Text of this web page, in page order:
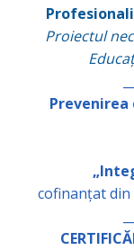
Proiectul
cofinanțat din